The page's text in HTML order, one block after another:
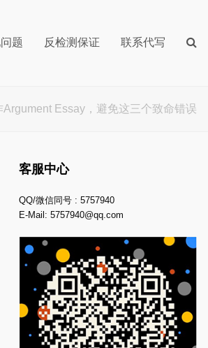
题 反检测保证 联系代写
Argument Essay，避免这三个致命错误
客服中心
QQ/微信同号 : 5757940
E-Mail:5757940@qq.com